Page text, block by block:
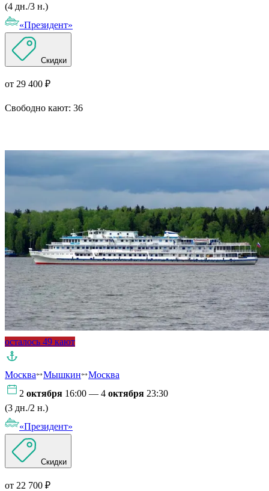
(4 дн./3 н.)
«Президент»
Скидки
от 29 400 ₽
Свободно кают: 36
осталось 49 кают
Москва Мышкин
Москва
2 октября 16:00 — 4 октября 23:30
(3 дн./2 н.)
«Президент»
Скидки
от 22 700 ₽